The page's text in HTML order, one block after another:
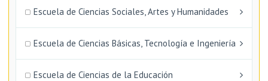
Escuela de Ciencias Sociales, Artes y Humanidades
Escuela de Ciencias Básicas, Tecnología e Ingeniería
Escuela de Ciencias de la Educación